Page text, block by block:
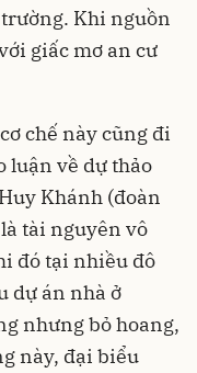
Khi nguồn
giấc mơ an cư
chế này cũng đi
luận về dự thảo
Khánh (đoàn
tài nguyên vô
đó tại nhiều đô
dự án nhà ở
nhưng bỏ hoang,
này, đại biểu